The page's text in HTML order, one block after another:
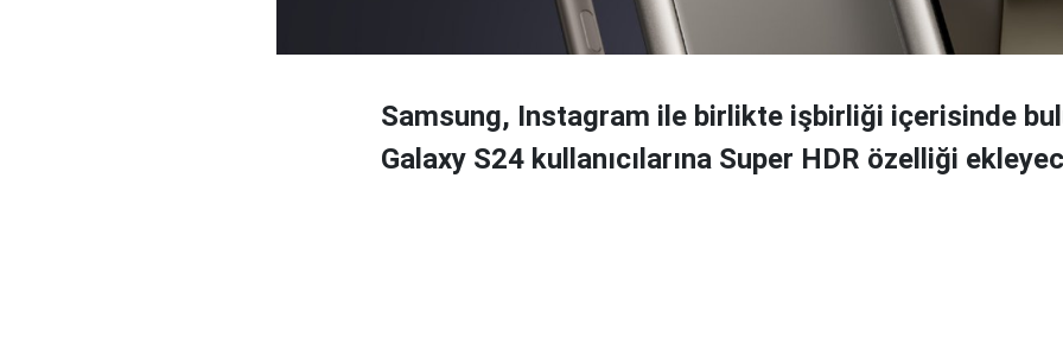
Samsung, Instagram ile birlikte işbirliği içerisinde
Galaxy S24 kullanıcılarına Super HDR özelliği